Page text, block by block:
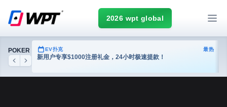
2026 wpt global
POKER
Previous
Next
热门 EV扑克 最热
新用户专享$1000注册礼金，24小时极速提款！